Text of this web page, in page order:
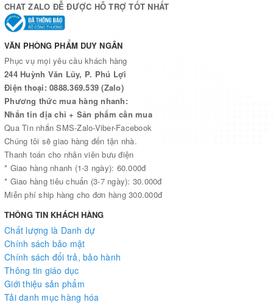
CHAT ZALO ĐỄ ĐƯỢC HỖ TRỢ TỐT NHẤT
VĂN PHÒNG PHẨM DUY NGÂN
Phục vụ mọi yêu cầu khách hàng
244 Huỳnh Văn Lũy, P. Phú Lợi
Điện thoại: 0888.369.539 (Zalo)
Phương thức mua hàng nhanh:
Nhắn tin địa chỉ + Sản phẩm cần mua
Qua Tin nhắn SMS-Zalo-Viber-Facebook
Chúng tôi sẽ giao hàng đến tận nhà.
Thanh toán cho nhân viên bưu điện
* Giao hàng nhanh (1-3 ngày): 60.000đ
* Giao hàng tiêu chuẩn (3-7 ngày): 30.000đ
Miễn phí ship hàng cho đơn hàng 300.000đ
THÔNG TIN KHÁCH HÀNG
Chất lượng là Danh dự
Chính sách bảo mật
Chính sách đổi trả, bảo hành
Thông tin giáo dục
Giới thiệu sản phẩm
Tải danh mục hàng hóa